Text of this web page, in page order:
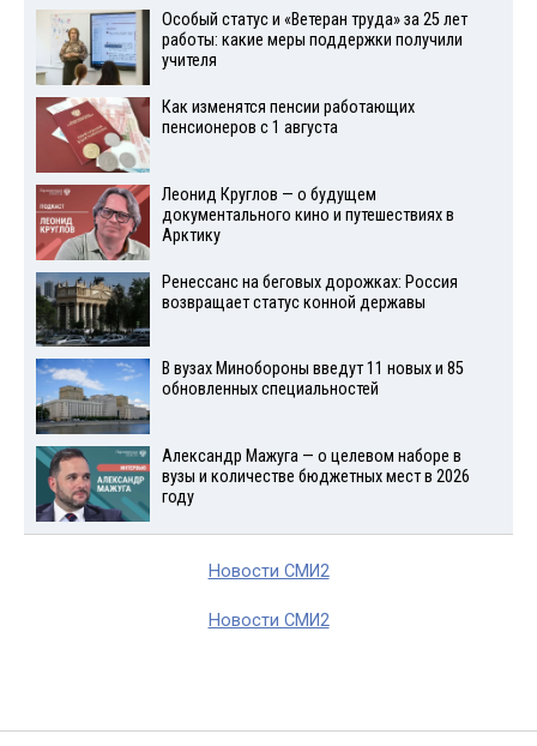
Особый статус и «Ветеран труда» за 25 лет
работы: какие меры поддержки получили
учителя
Как изменятся пенсии работающих
пенсионеров с 1 августа
Леонид Круглов — о будущем
документального кино и путешествиях в
Арктику
Ренессанс на беговых дорожках: Россия
возвращает статус конной державы
В вузах Минобороны введут 11 новых и 85
обновленных специальностей
Александр Мажуга — о целевом наборе в
вузы и количестве бюджетных мест в 2026
году
Новости СМИ2
Новости СМИ2